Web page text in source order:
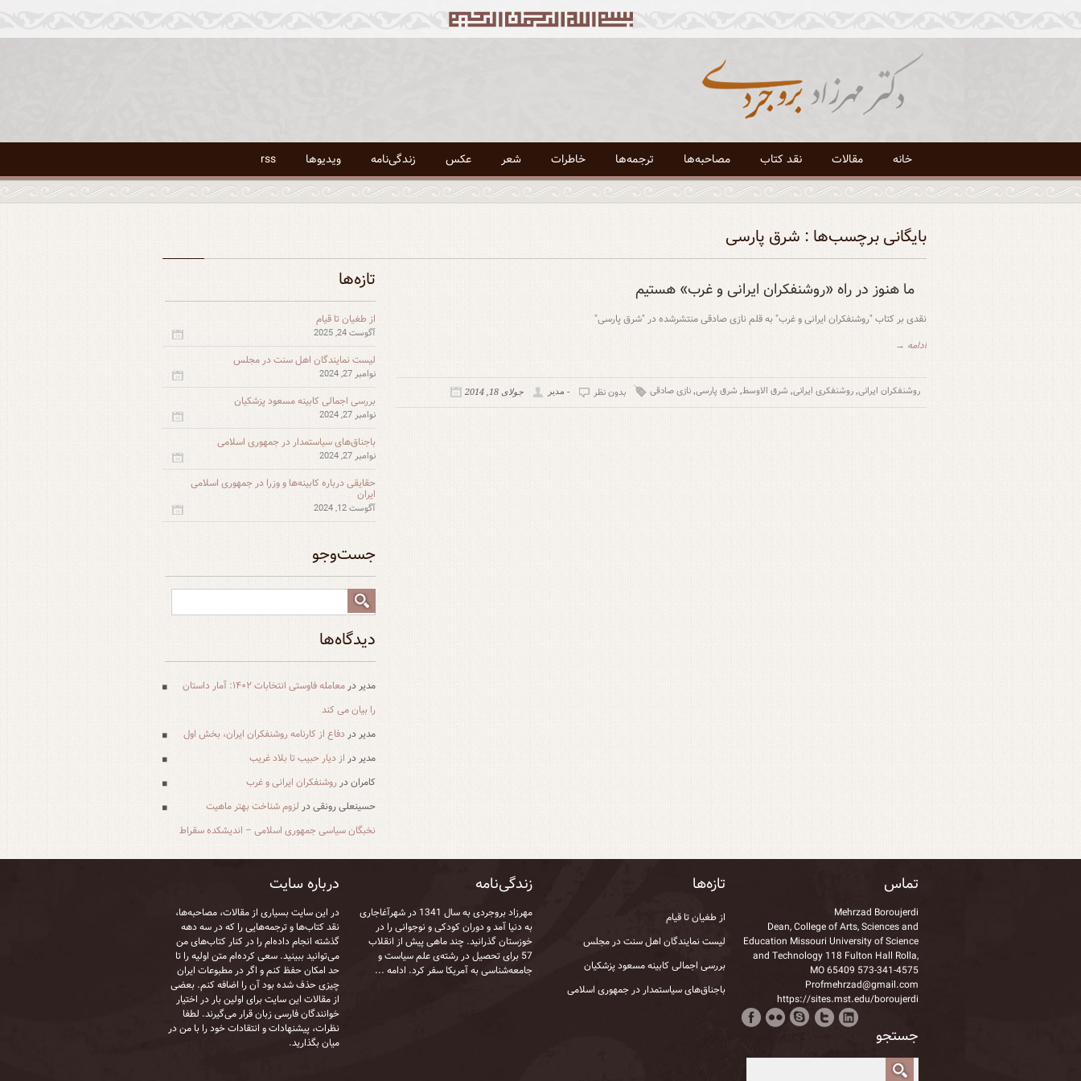
خانه مقالات نقد کتاب مصاحبه‌ها ترجمه‌ها خاطرات شعر عکس زندگی‌نامه ویدیوها rss
بایگانی برچسب‌ها : شرق پارسی
ما هنوز در راه «روشنفکران ایرانی و غرب» هستیم
نقدی بر کتاب "روشنفکران ایرانی و غرب" به قلم نازی صادقی منتشرشده در "شرق پارسی"
ادامه →
جولای 18, 2014 - مدیر بدون نظر روشنفکران ایرانی, روشنفکری ایرانی, شرق الاوسط, شرق پارسی, نازی صادقی
تازه‌ها
از طغیان تا قیام
آگوست 24, 2025
لیست نمایندگان اهل سنت در مجلس
نوامبر 27, 2024
بررسی اجمالی کابینه مسعود پزشکیان
نوامبر 27, 2024
باجناق‌های سیاستمدار در جمهوری اسلامی
نوامبر 27, 2024
حقایقی درباره کابینه‌ها و وزرا در جمهوری اسلامی
ایران
آگوست 12, 2024
جست‌و‌جو
دیدگاه‌ها
مدیردر
معامله فاوستی انتخابات ۱۴۰۲: آمار داستان
را بیان می کند
مدیردر دفاع از کارنامه روشنفکران ایران، بخش اول
مدیردر از دیار حبیب تا بلاد غریب
کامراندرروشنفکران ایرانی و غرب
حسینعلی رونقیدر لزوم شناخت بهتر ماهیت
نخبگان سیاسی جمهوری اسلامی – اندیشکده سقراط
درباره سایت
در این سایت بسیاری از مقالات، مصاحبه‌ها،
نقد کتاب‌ها و ترجمه‌هایی را که در سه دهه
گذشته انجام داده‌ام را در کنار کتاب‌های من
می‌توانید ببینید. سعی کرده‌ام متن اولیه را تا
حد امکان حفظ کنم و اگر در مطبوعات ایران
چیزی حذف شده بود آن را اضافه کنم. بعضی
از مقالات این سایت برای اولین بار در اختیار
خوانندگان فارسی زبان قرار می‌گیرند. لطفا
نظرات، پیشنهادات و انتقادات خود را با من در
میان بگذارید.
زندگی‌نامه
مهرزاد بروجردی به‌ سال 1341 در شهرآغاجاری
به‌ دنیا آمد و دوران کودکی و نوجوانی را در
خوزستان گذرانید. چند ماهی پیش از انقلاب
57 برای تحصیل در رشته‌ی علم سیاست و
جامعه‌شناسی به آمریکا سفر کرد. ادامه ...
تازه‌ها
از طغیان تا قیام
لیست نمایندگان اهل سنت در مجلس
بررسی اجمالی کابینه مسعود پزشکیان
باجناق‌های سیاستمدار در جمهوری اسلامی
تماس
Mehrzad Boroujerdi
Dean, College of Arts, Sciences and
Education Missouri University of Science
and Technology 118 Fulton Hall Rolla,
MO 65409 573-341-4575
Profmehrzad@gmail.com
https://sites.mst.edu/boroujerdi
جستجو